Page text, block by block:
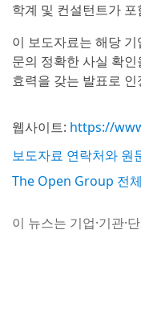
학계 및 컨설턴트가 포
이 보도자료는 해당
문의 정확한 사실 확
효력을 갖는 발표로
웹사이트: https://
보도자료 연락처와 원
The Open Group 전
이 뉴스는 기업·기관·